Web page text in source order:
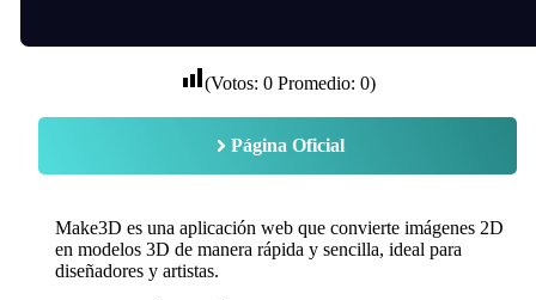
(Votos: 0Promedio: 0)
Página Oficial
Make3D es una aplicación web que convierte imágenes 2D
en modelos 3D de manera rápida y sencilla, ideal para
diseñadores y artistas.